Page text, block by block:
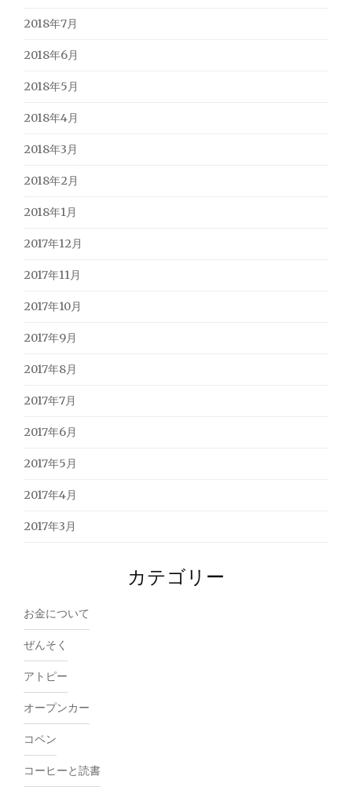
2018年7月
2018年6月
2018年5月
2018年4月
2018年3月
2018年2月
2018年1月
2017年12月
2017年11月
2017年10月
2017年9月
2017年8月
2017年7月
2017年6月
2017年5月
2017年4月
2017年3月
カテゴリー
お金について
ぜんそく
アトピー
オープンカー
コペン
コーヒーと読書